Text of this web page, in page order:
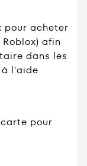
pour acheter
afin
dans les
l'aide
pour